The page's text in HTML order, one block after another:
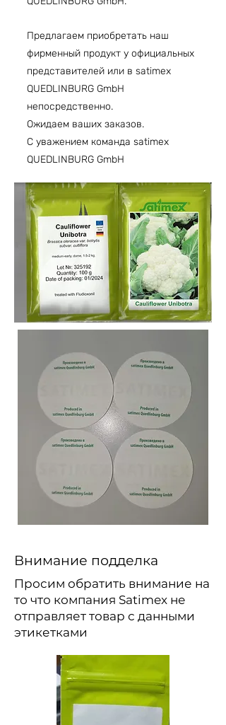
Предлагаем приобретать наш
фирменный продукт у официальных
представителей или в satimex
QUEDLINBURG GmbH
непосредственно.
Ожидаем ваших заказов.
С уважением команда satimex
QUEDLINBURG GmbH
Внимание подделка
Просим обратить внимание на
то что компания Satimex не
отправляет товар с данными
этикетками